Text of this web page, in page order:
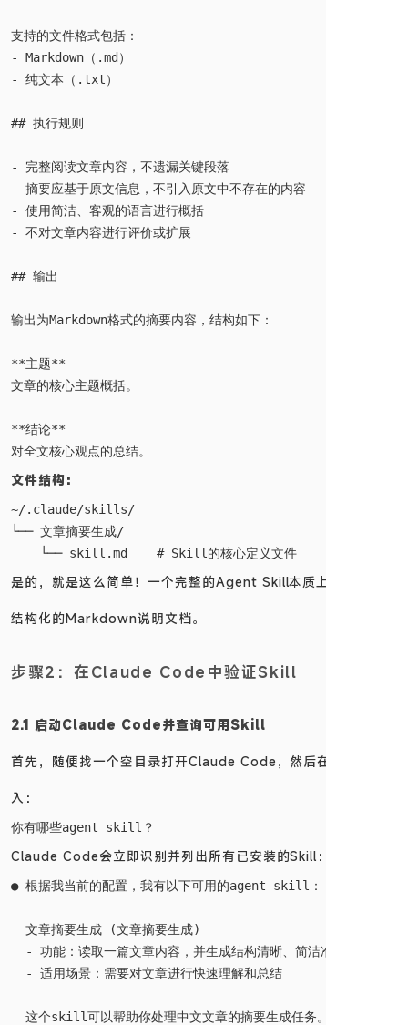
支持的文件格式包括：
- Markdown（.md）
- 纯文本（.txt）
## 执行规则
- 完整阅读文章内容，不遗漏关键段落
- 摘要应基于原文信息，不引入原文中不存在的内容
- 使用简洁、客观的语言进行概括
- 不对文章内容进行评价或扩展
## 输出
输出为Markdown格式的摘要内容，结构如下：
**主题**
文章的核心主题概括。
**结论**
文件结构：
~/.claude/skills/
└── 文章摘要生成/
是的，就是这么简单！一个完整的Agent Skill本质上就是一个
结构化的Markdown说明文档。
步骤2：在Claude Code中验证Skill
2.1 启动Claude Code并查询可用Skill
首先，随便找一个空目录打开Claude Code，然后在对话中输
入：
Claude Code会立即识别并列出所有已安装的Skill：
● 根据我当前的配置，我有以下可用的agent skill：
  文章摘要生成 (文章摘要生成)
  - 功能：读取一篇文章内容，并生成结构清晰、简洁准确的摘要
  - 适用场景：需要对文章进行快速理解和总结
这个skill可以帮助你处理中文文章的摘要生成任务。如果你有需